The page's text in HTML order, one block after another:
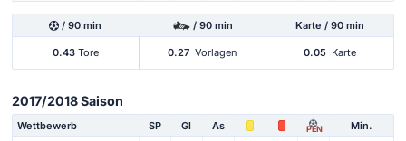
/ 90 min / 90 min Karte / 90 min
0.43Tore 0.27 Vorlagen 0.05 Karte
2017/2018 Saison
Wettbewerb SP Gl As PEN Min.